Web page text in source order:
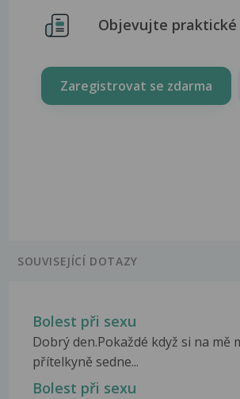
Objevujte
Zaregistrovat se zdarma
SOUVISEJÍCÍ DOTAZY
Bolest při sexu
Dobrý den.Pokaždé když si na mě
přítelkyně sedne...
Bolest při sexu